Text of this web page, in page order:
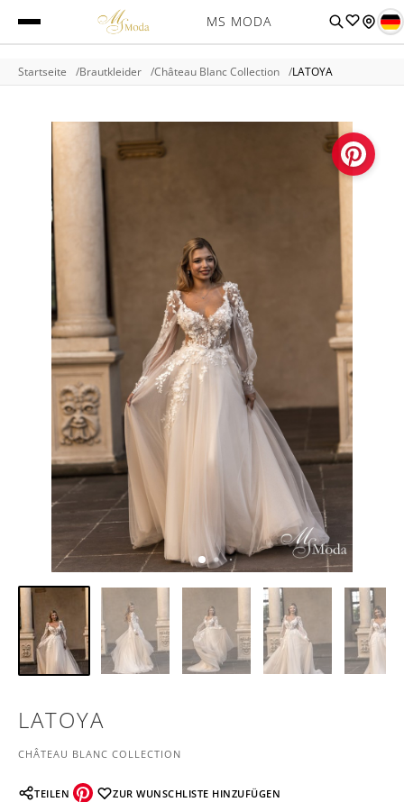
MS MODA
Startseite Brautkleider Château Blanc Collection LATOYA
LATOYA
CHÂTEAU BLANC COLLECTION
TEILEN ZUR WUNSCHLISTE HINZUFÜGEN